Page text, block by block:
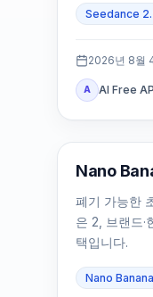
Seedance
2026년 8월
A AI Free
AI 이미지 모델
Nano
폐기 가능한
은 2, 브랜드·
택입니다.
Nano